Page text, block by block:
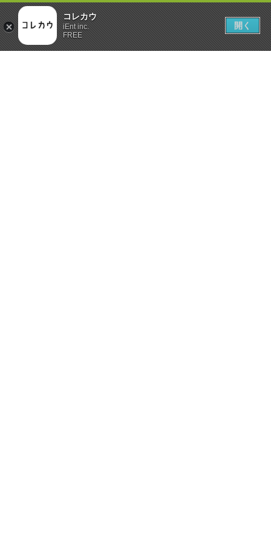
コレカウ
iEnt inc.
FREE
開く